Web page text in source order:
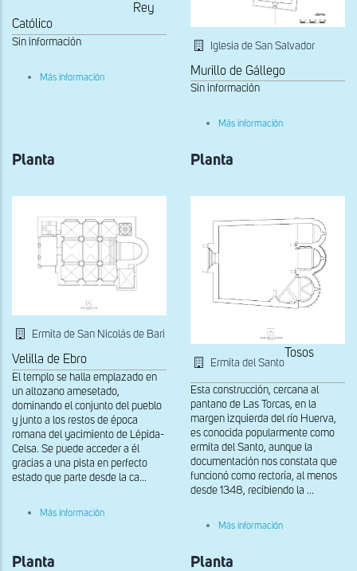
Rey
Católico
Sin información
Más información
Iglesia de San Salvador
Murillo de Gállego
Sin información
Más información
Planta
Ermita de San Nicolás de Bari
Velilla de Ebro
El templo se halla emplazado en
un altozano amesetado,
dominando el conjunto del pueblo
y junto a los restos de época
romana del yacimiento de Lépida-
Celsa. Se puede acceder a él
gracias a una pista en perfecto
estado que parte desde la ca...
Más información
Planta
Ermita del Santo
Tosos
Esta construcción, cercana al
pantano de Las Torcas, en la
margen izquierda del río Huerva,
es conocida popularmente como
ermita del Santo, aunque la
documentación nos constata que
funcionó como rectoría, al menos
desde 1348, recibiendo la ...
Más información
Planta Planta